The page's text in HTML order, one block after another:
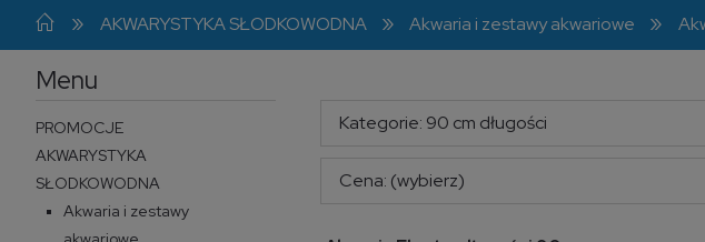
» AKWARYSTYKA SŁODKOWODNA » Akwaria i zestawy akwariowe »
Menu
PROMOCJE
AKWARYSTYKA
SŁODKOWODNA
Akwaria i zestawy
Kategorie: 90 cm długości
Cena: (wybierz)